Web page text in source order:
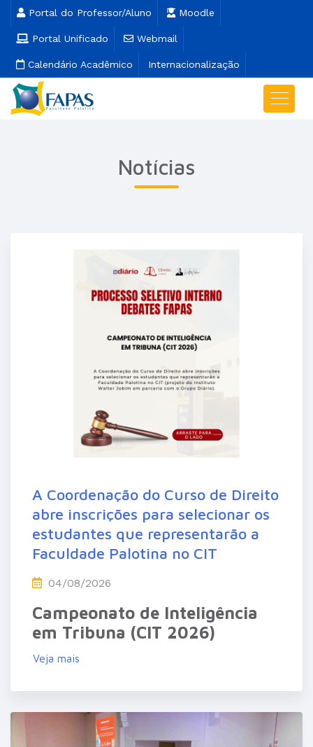
Portal do Professor/Aluno Moodle
Portal Unificado Webmail
Calendário Acadêmico Internacionalização
Notícias
A Coordenação do Curso de Direito
abre inscrições para selecionar os
estudantes que representarão a
Faculdade Palotina no CIT
04/08/2026
Campeonato de Inteligência
em Tribuna (CIT 2026)
Veja mais